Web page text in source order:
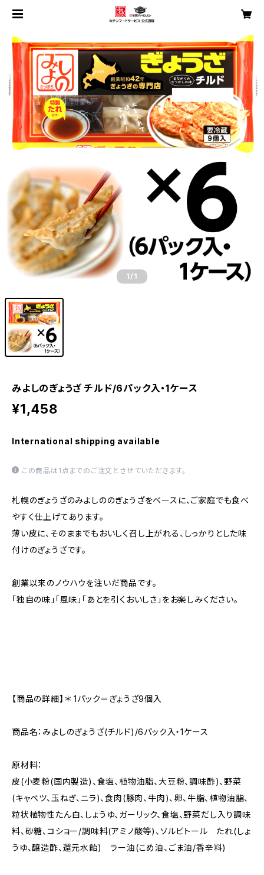
1 /1
みよしのぎょうざ チルド/6パック入・1ケース
¥1,458
International shipping available
この商品は1点までのご注文とさせていただきます。
札幌のぎょうざのみよしののぎょうざをベースに、ご家庭でも食べ
やすく仕上げてあります。
薄い皮に、そのままでもおいしく召し上がれる、しっかりとした味
付けのぎょうざです。
創業以来のノウハウを注いだ商品です。
「独自の味」「風味」「あとを引くおいしさ」をお楽しみください。
【商品の詳細】＊ 1パック＝ぎょうざ9個入
商品名：みよしのぎょうざ(チルド)/6パック入・1ケース
原材料：
皮(小麦粉(国内製造)、食塩、植物油脂、大豆粉、調味酢)、野菜
(キャベツ、玉ねぎ、ニラ)、食肉(豚肉、牛肉)、卵、牛脂、植物油脂、
粒状植物性たん白、しょうゆ、ガーリック、食塩、野菜だし入り調味
料、砂糖、コショー/調味料(アミノ酸等)、ソルビトール たれ(しょ
うゆ、醸造酢、還元水飴) ラー油(こめ油、ごま油/香辛料)